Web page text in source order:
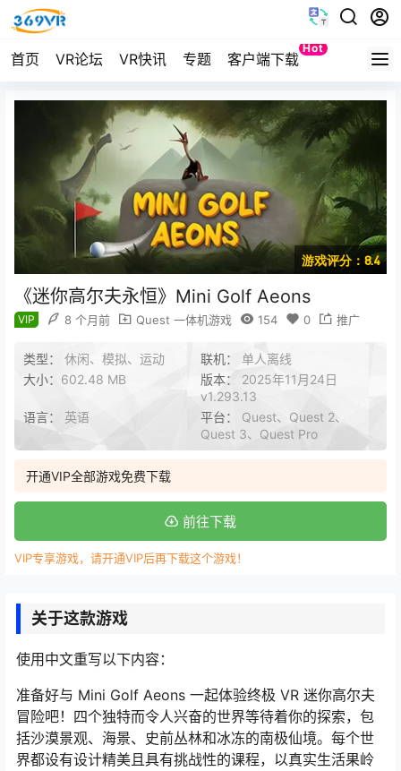
首页 VR论坛 VR快讯 专题 客户端下载
Hot
Quest
游戏评分：8.4
《迷你高尔夫永恒》Mini Golf Aeons
VIP 8 个月前 Quest 一体机游戏 154 0 推广
类型： 休闲、模拟、运动 联机： 单人离线
大小： 602.48 MB 版本： 2025年11月24日
v1.293.13
语言： 英语 平台： Quest、Quest 2、
Quest 3、Quest Pro
开通VIP全部游戏免费下载
前往下载
VIP专享游戏，请开通VIP后再下载这个游戏！
关于这款游戏
使用中文重写以下内容：
准备好与 Mini Golf Aeons 一起体验终极 VR 迷你高尔夫
冒险吧！四个独特而令人兴奋的世界等待着你的探索，包
括沙漠景观、海景、史前丛林和冰冻的南极仙境。每个世
界都设有设计精美且具有挑战性的课程，以真实生活果岭